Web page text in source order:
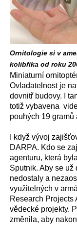
Ornitologie si v
kolibříka od roku
Miniaturní
Ovladatelnost je
dovnitř budovy. I
totiž vybavena
pouhých 19 gramů
I když vývoj
DARPA. Kdo se
agenturu, která
Sputnik. Aby se
nedostaly a
využitelných v
Research Projects
vědecké projekty.
změnila, aby